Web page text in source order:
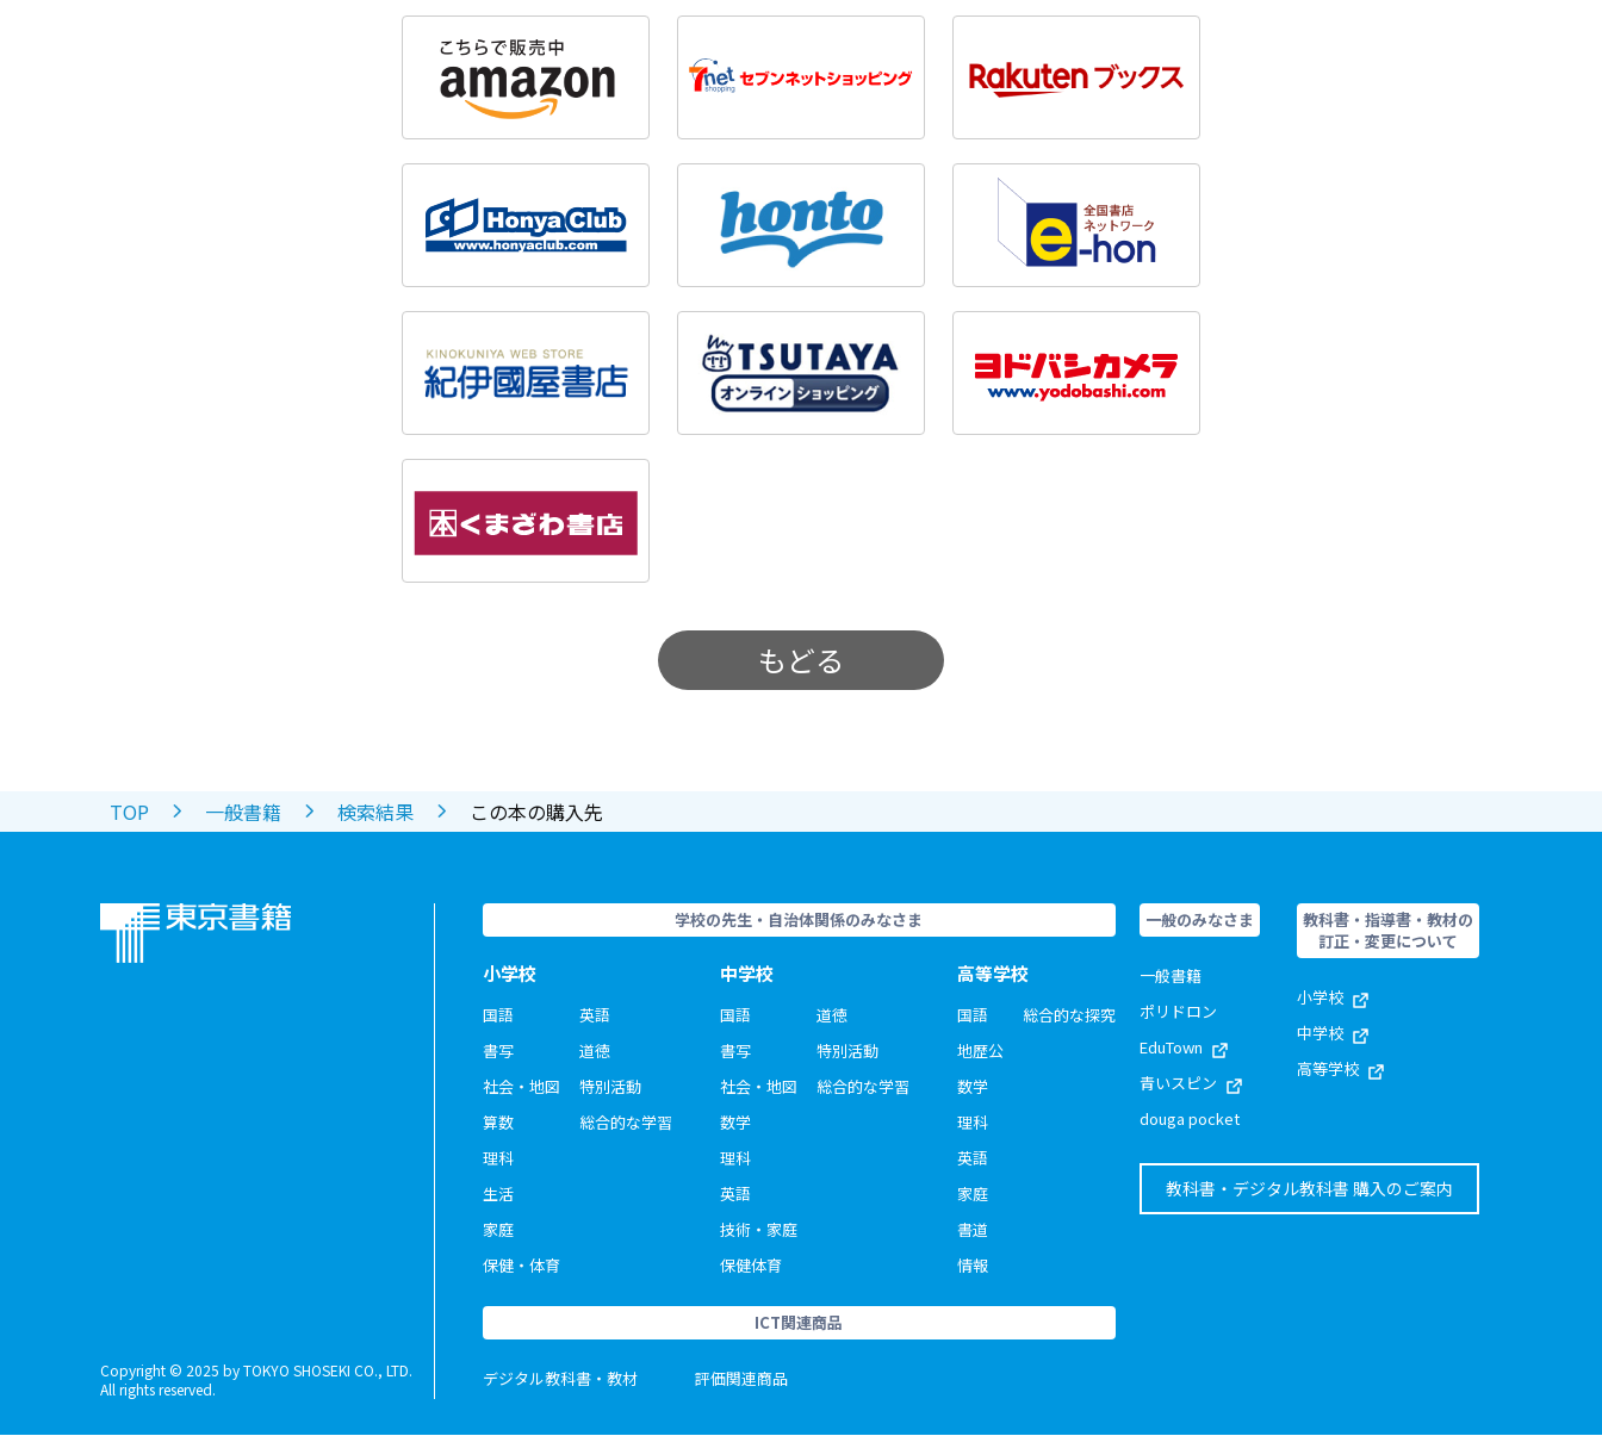
もどる
TOP 一般書籍 検索結果 この本の購入先
Copyright © 2025 by TOKYO SHOSEKI CO., LTD.
All rights reserved.
学校の先生・自治体関係のみなさま
小学校
国語
書写
社会・地図
算数
理科
生活
家庭
保健・体育
英語
道徳
特別活動
総合的な学習
中学校
国語
書写
社会・地図
数学
理科
英語
技術・家庭
保健体育
道徳
特別活動
総合的な学習
高等学校
国語
地歴公
数学
理科
英語
家庭
書道
情報
総合的な探究
ICT関連商品
デジタル教科書・教材 評価関連商品
一般のみなさま
一般書籍
ポリドロン
EduTown
青いスピン
douga pocket
教科書・指導書・教材の
訂正・変更について
小学校
中学校
高等学校
教科書・デジタル教科書 購入のご案内